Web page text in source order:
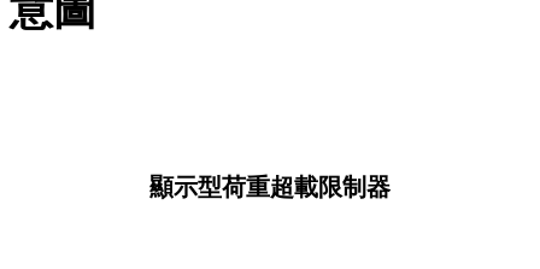
顯示型荷重超載限制器